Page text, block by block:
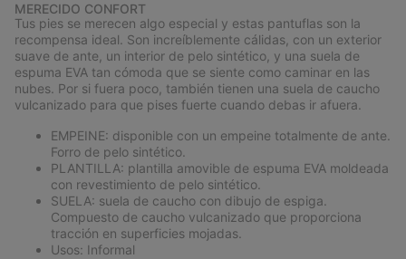
section
MERECIDO CONFORT
Tus pies se merecen algo especial y estas pantuflas son la
recompensa ideal. Son increíblemente cálidas, con un exterior
suave de ante, un interior de pelo sintético, y una suela de
espuma EVA tan cómoda que se siente como caminar en las
nubes. Por si fuera poco, también tienen una suela de caucho
vulcanizado para que pises fuerte cuando debas ir afuera.
EMPEINE: disponible con un empeine totalmente de ante.
Forro de pelo sintético.
PLANTILLA: plantilla amovible de espuma EVA moldeada
con revestimiento de pelo sintético.
SUELA: suela de caucho con dibujo de espiga.
Compuesto de caucho vulcanizado que proporciona
tracción en superficies mojadas.
Usos: Informal